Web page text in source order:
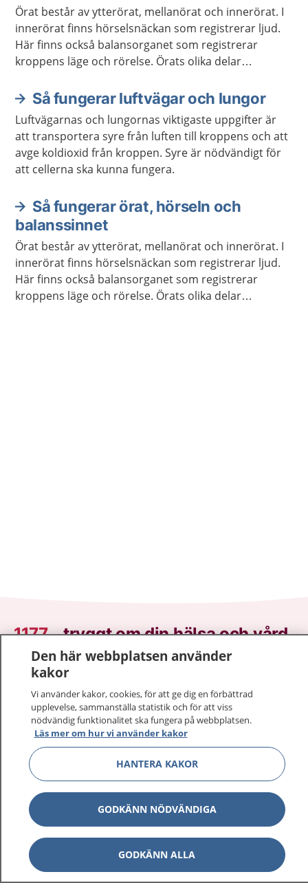
Örat består av ytterörat, mellanörat och innerörat. I
innerörat finns hörselsnäckan som registrerar ljud.
Här finns också balansorganet som registrerar
kroppens läge och rörelse. Örats olika delar
hörselcentrum och balanscentrum i hjärnan.
Så fungerar luftvägar och lungor
Luftvägarnas och lungornas viktigaste uppgifter är
att transportera syre från luften till kroppens och att
avge koldioxid från kroppen. Syre är nödvändigt för
att cellerna ska kunna fungera.
Så fungerar örat, hörseln och
balanssinnet
Örat består av ytterörat, mellanörat och innerörat. I
innerörat finns hörselsnäckan som registrerar ljud.
Här finns också balansorganet som registrerar
kroppens läge och rörelse. Örats olika delar
1177–tryggt om din hälsa och vård
På 1177.se får du råd om hälsa och information om
sjukdomar och vilka mottagningar du kan kontakta.
Logga in för att läsa din journal och göra dina
vårdärenden. Ring telefonnummer 1177 för
sjukvårdsrådgivning dygnet runt.
1177 ger dig råd när du vill må bättre.
1177 på flera språk Visa
Visa
Den här webbplatsen använder
kakor
Vi använder kakor, cookies, för att ge dig en förbättrad
upplevelse, sammanställa statistik och för att viss
nödvändig funktionalitet ska fungera på webbplatsen.
Läs mer om hur vi använder kakor
HANTERA KAKOR
GODKÄNN NÖDVÄNDIGA
GODKÄNN ALLA